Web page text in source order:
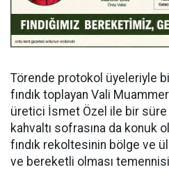
Törende protokol üyeleriyle
fındık toplayan Vali
üretici İsmet Özel ile bir
kahvaltı sofrasına da konuk
fındık rekoltesinin bölge ve
ve bereketli olması